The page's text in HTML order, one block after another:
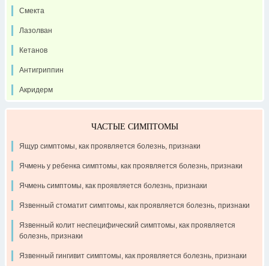
Смекта
Лазолван
Кетанов
Антигриппин
Акридерм
ЧАСТЫЕ СИМПТОМЫ
Ящур симптомы, как проявляется болезнь, признаки
Ячмень у ребенка симптомы, как проявляется болезнь, признаки
Ячмень симптомы, как проявляется болезнь, признаки
Язвенный стоматит симптомы, как проявляется болезнь, признаки
Язвенный колит неспецифический симптомы, как проявляется
болезнь, признаки
Язвенный гингивит симптомы, как проявляется болезнь, признаки